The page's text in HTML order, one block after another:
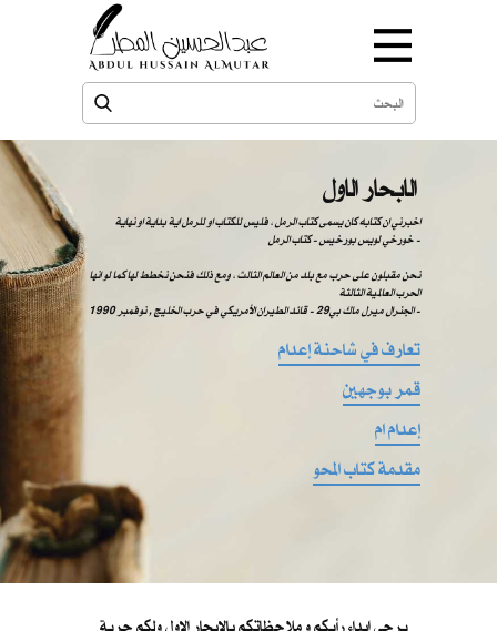
الابحار الاول
اخبرني ان كتابه كان يسمى كتاب الرمل ، فليس للكتاب او للرمل اية بداية او نهاية
خورخي لويس بورخيس - كتاب الرمل -
نحن مقبلون على حرب مع بلد من العالم الثالث ، ومع ذلك فنحن نخطط لها كما لو انها
الحرب العالمية الثالثة
الجنرال ميرل ماك بي29 - قائد الطيران الأمريكي في حرب الخليج , نوفمبر 1990 -
تعارف في شاحنة إعدام
قمر بوجهين
إعدام ام
مقدمة كتاب المحو